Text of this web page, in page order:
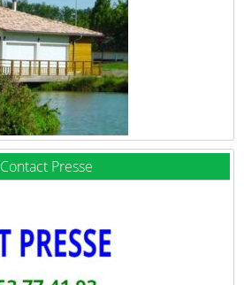
Contact Presse